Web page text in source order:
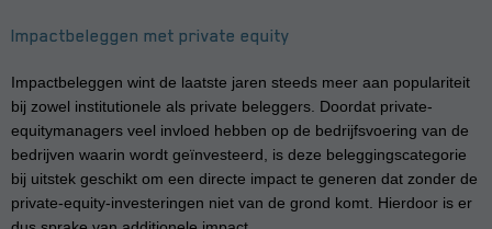
Impactbeleggen met private equity
Impactbeleggen wint de laatste jaren steeds meer aan populariteit
bij zowel institutionele als private beleggers. Doordat private-
equitymanagers veel invloed hebben op de bedrijfsvoering van de
bedrijven waarin wordt geïnvesteerd, is deze beleggingscategorie
bij uitstek geschikt om een directe impact te generen dat zonder de
private-equity-investeringen niet van de grond komt. Hierdoor is er